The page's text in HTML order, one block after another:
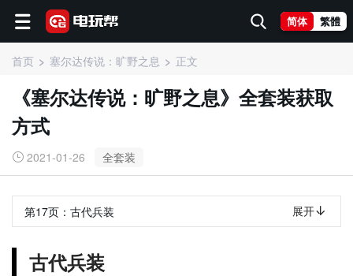
简体 繁體
首页 塞尔达传说：旷野之息 正文
《塞尔达传说：旷野之息》全套装获取
方式
2021-01-26 全套装
第17页： 古代兵装 展开
古代兵装